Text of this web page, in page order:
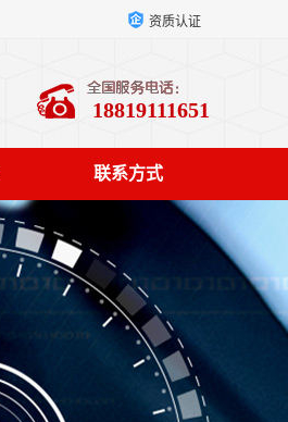
资质认证
18819111651
联系方式